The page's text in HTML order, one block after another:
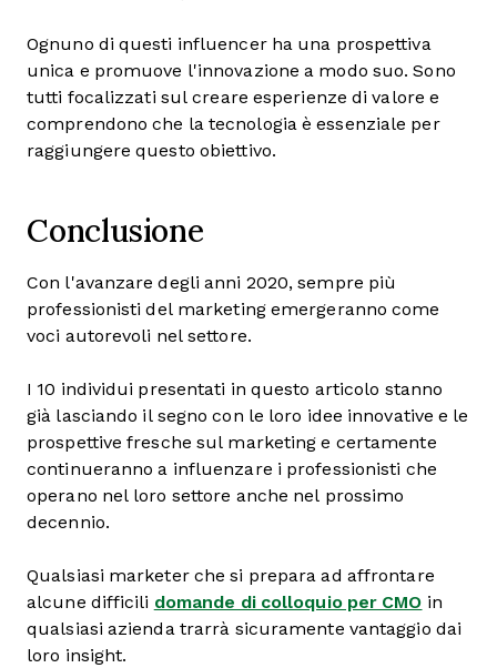
Ognuno di questi influencer ha una prospettiva
unica e promuove l'innovazione a modo suo. Sono
tutti focalizzati sul creare esperienze di valore e
comprendono che la tecnologia è essenziale per
raggiungere questo obiettivo.
Conclusione
Con l'avanzare degli anni 2020, sempre più
professionisti del marketing emergeranno come
voci autorevoli nel settore.
I 10 individui presentati in questo articolo stanno
già lasciando il segno con le loro idee innovative e le
prospettive fresche sul marketing e certamente
continueranno a influenzare i professionisti che
operano nel loro settore anche nel prossimo
decennio.
Qualsiasi marketer che si prepara ad affrontare
alcune difficili domande di colloquio per CMO in
qualsiasi azienda trarrà sicuramente vantaggio dai
loro insight.